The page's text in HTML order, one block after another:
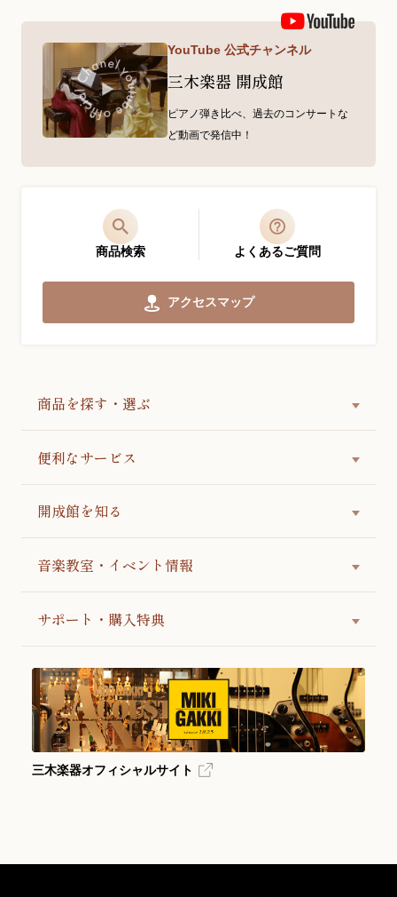
YouTube 公式チャンネル
三木楽器 開成館
ピアノ弾き比べ、過去のコンサートな
ど動画で発信中！
商品検索 よくあるご質問
アクセスマップ
商品を探す・選ぶ
便利なサービス
開成館を知る
音楽教室・イベント情報
サポート・購入特典
三木楽器オフィシャルサイト